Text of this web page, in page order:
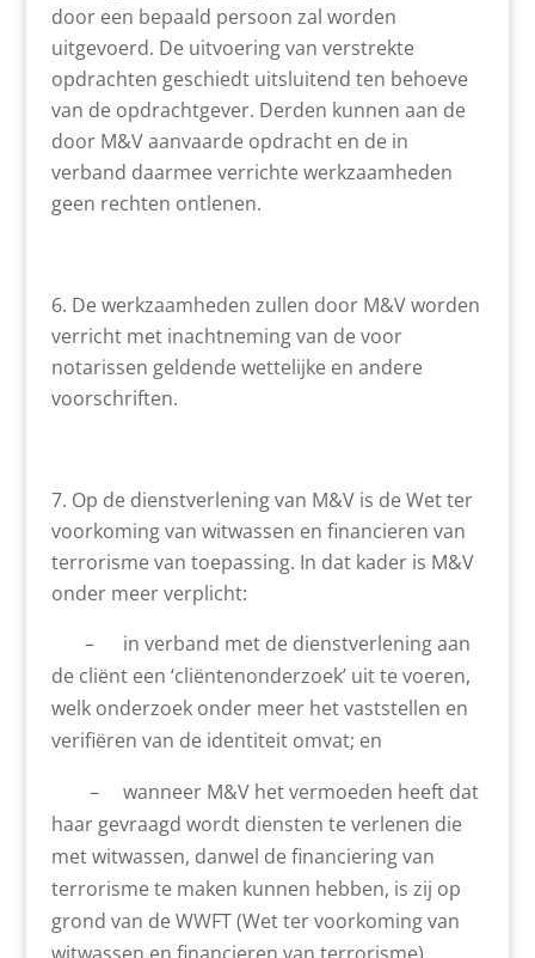
door een bepaald persoon zal worden
uitgevoerd. De uitvoering van verstrekte
opdrachten geschiedt uitsluitend ten behoeve
van de opdrachtgever. Derden kunnen aan de
door M&V aanvaarde opdracht en de in
verband daarmee verrichte werkzaamheden
geen rechten ontlenen.
De werkzaamheden zullen door M&V worden
verricht met inachtneming van de voor
notarissen geldende wettelijke en andere
voorschriften.
Op de dienstverlening van M&V is de Wet ter
voorkoming van witwassen en financieren van
terrorisme van toepassing. In dat kader is M&V
onder meer verplicht:
– in verband met de dienstverlening aan
de cliënt een ‘cliëntenonderzoek’ uit te voeren,
welk onderzoek onder meer het vaststellen en
verifiëren van de identiteit omvat; en
– wanneer M&V het vermoeden heeft dat
haar gevraagd wordt diensten te verlenen die
met witwassen, danwel de financiering van
terrorisme te maken kunnen hebben, is zij op
grond van de WWFT (Wet ter voorkoming van